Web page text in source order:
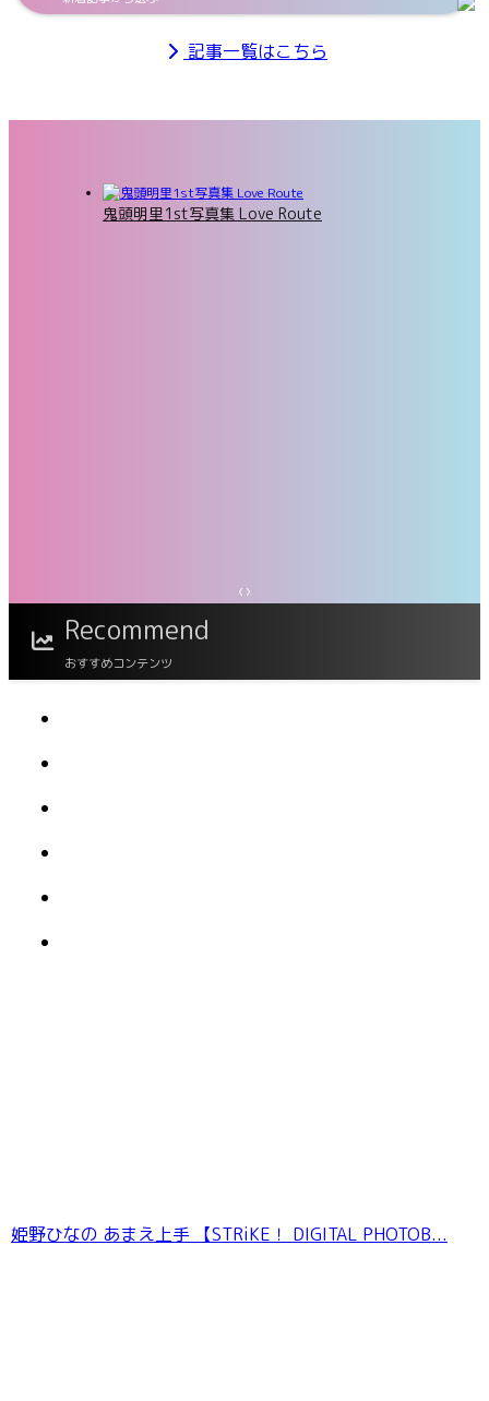
記事一覧はこちら
鬼頭明里1st写真集 Love Route
メイドポーズ360° No.009 仲根詩織 スワイプ
すれば全てが見れる！
‹›
Recommend
おすすめコンテンツ
姫野ひなの あまえ上手 【STRiKE！ DIGITAL PHOTOB...